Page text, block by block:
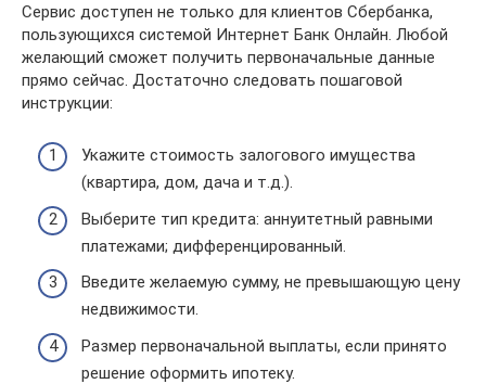
Сервис доступен не только для клиентов Сбербанка,
пользующихся системой Интернет Банк Онлайн. Любой
желающий сможет получить первоначальные данные
прямо сейчас. Достаточно следовать пошаговой
инструкции:
Укажите стоимость залогового имущества
(квартира, дом, дача и т.д.).
Выберите тип кредита: аннуитетный равными
платежами; дифференцированный.
Введите желаемую сумму, не превышающую цену
недвижимости.
Размер первоначальной выплаты, если принято
решение оформить ипотеку.